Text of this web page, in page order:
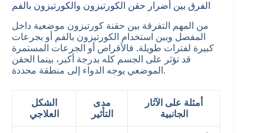
الفرق بين أضرار حقن الكورتيزون والكورتيزون بالفم
من المهم التفرقة بين حقنة كورتيزون موضعية داخل
المفصل وبين استخدام الكورتيزون بالفم أو بجرعات
كبيرة لفترات طويلة. فالأقراص أو الجرعات المستمرة
قد تؤثر على الجسم كله بدرجة أكبر، بينما الحقن
الموضعي يوجه الدواء إلى منطقة محددة.
الشكل
العلاجي
مدى
التأثير
أمثلة على الآثار
الجانبية